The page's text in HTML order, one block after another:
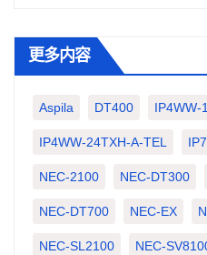
更多内容
Aspila DT400 IP4WW-
IP4WW-24TXH-A-TEL
NEC-2100 NEC-DT300
NEC-DT700 NEC-EX
NEC-SL2100 NEC-